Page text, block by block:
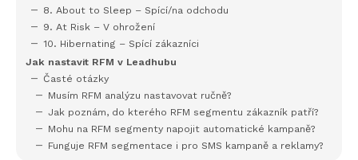
8. About to Sleep – Spící/na odchodu
9. At Risk – V ohrožení
10. Hibernating – Spící zákazníci
Jak nastavit RFM v Leadhubu
Časté otázky
Musím RFM analýzu nastavovat ručně?
Jak poznám, do kterého RFM segmentu zákazník patří?
Mohu na RFM segmenty napojit automatické kampaně?
Funguje RFM segmentace i pro SMS kampaně a reklamy?